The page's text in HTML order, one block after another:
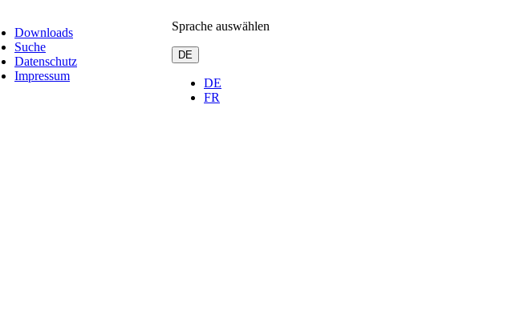
Sprache auswählen
DE
DE
FR
Downloads
Suche
Datenschutz
Impressum